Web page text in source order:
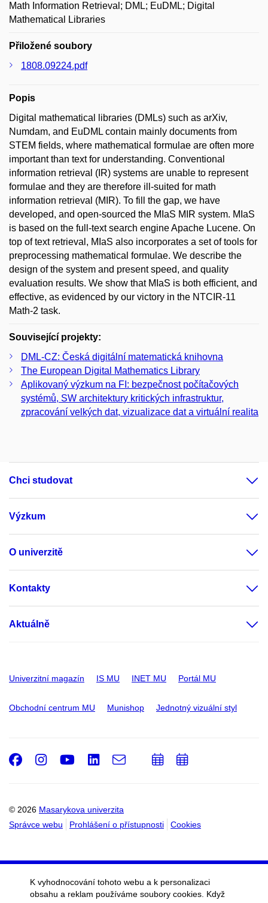
Math Information Retrieval; DML; EuDML; Digital
Mathematical Libraries
Přiložené soubory
1808.09224.pdf
Popis
Digital mathematical libraries (DMLs) such as arXiv,
Numdam, and EuDML contain mainly documents from
STEM fields, where mathematical formulae are often more
important than text for understanding. Conventional
information retrieval (IR) systems are unable to represent
formulae and they are therefore ill-suited for math
information retrieval (MIR). To fill the gap, we have
developed, and open-sourced the MIaS MIR system. MIaS
is based on the full-text search engine Apache Lucene. On
top of text retrieval, MIaS also incorporates a set of tools for
preprocessing mathematical formulae. We describe the
design of the system and present speed, and quality
evaluation results. We show that MIaS is both efficient, and
effective, as evidenced by our victory in the NTCIR-11
Math-2 task.
Související projekty:
DML-CZ: Česká digitální matematická knihovna
The European Digital Mathematics Library
Aplikovaný výzkum na FI: bezpečnost počítačových
systémů, SW architektury kritických infrastruktur,
zpracování velkých dat, vizualizace dat a virtuální realita
Chci studovat
Výzkum
O univerzitě
Kontakty
Aktuálně
Univerzitní magazín IS MU INET MU Portál MU
Obchodní centrum MU Munishop Jednotný vizuální styl
© 2026 Masarykova univerzita
Správce webu
Prohlášení o přístupnosti Cookies
Facebook
Instagram
Youtube
LinkedIn
e-
PřidatPřidat
K vyhodnocování tohoto webu a k personalizaci
obsahu a reklam používáme soubory cookies. Když